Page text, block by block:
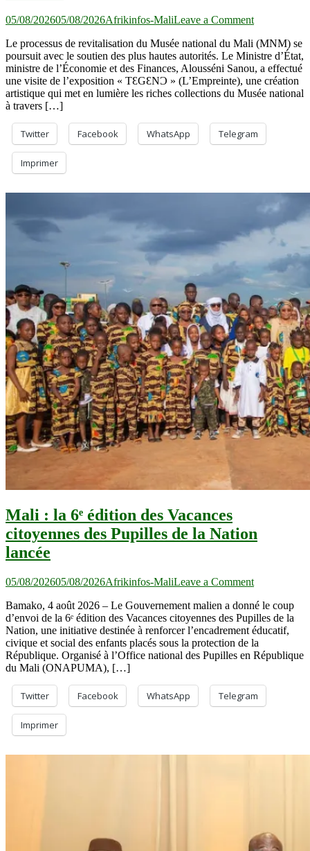
05/08/202605/08/2026Afrikinfos-MaliLeave a Commenton
vers
la
revitalisation
du
Le processus de revitalisation du Musée national du Mali (MNM) se
poursuit avec le soutien des plus hautes autorités. Le Ministre d’État,
ministre de l’Économie et des Finances, Alousséni Sanou, a effectué
une visite de l’exposition « TƐGƐNƆ » (L’Empreinte), une création
artistique qui met en lumière les riches collections du Musée national
à travers […]
Twitter Facebook WhatsApp Telegram
Imprimer
Mali : la 6ᵉ édition des Vacances
citoyennes des Pupilles de la Nation
lancée
05/08/202605/08/2026Afrikinfos-MaliLeave a Commenton
:
la
6ᵉ
édition
des
des
Pupilles
lancée
Bamako, 4 août 2026 – Le Gouvernement malien a donné le coup
d’envoi de la 6ᵉ édition des Vacances citoyennes des Pupilles de la
Nation, une initiative destinée à renforcer l’encadrement éducatif,
civique et social des enfants placés sous la protection de la
République. Organisé à l’Office national des Pupilles en République
du Mali (ONAPUMA), […]
Twitter Facebook WhatsApp Telegram
Imprimer